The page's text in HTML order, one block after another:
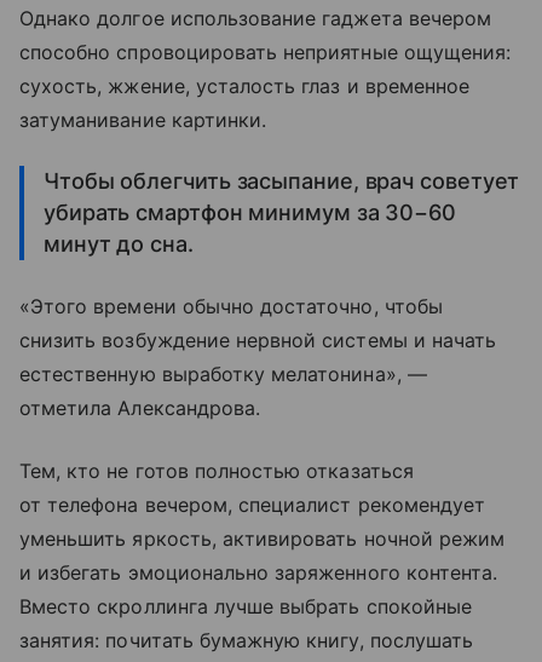
Однако долгое использование гаджета вечером
способно спровоцировать неприятные ощущения:
сухость, жжение, усталость глаз и временное
затуманивание картинки.
Чтобы облегчить засыпание, врач советует
убирать смартфон минимум за 30−60
минут до сна.
«Этого времени обычно достаточно, чтобы
снизить возбуждение нервной системы и начать
естественную выработку мелатонина», —
отметила Александрова.
Тем, кто не готов полностью отказаться
от телефона вечером, специалист рекомендует
уменьшить яркость, активировать ночной режим
и избегать эмоционально заряженного контента.
Вместо скроллинга лучше выбрать спокойные
занятия: почитать бумажную книгу, послушать